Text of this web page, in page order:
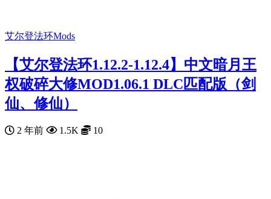
艾尔登法环Mods
【艾尔登法环1.12.2-1.12.4】中文暗月王
权破碎大修MOD1.06.1 DLC匹配版（剑
仙、修仙）
2 年前 1.5K 10